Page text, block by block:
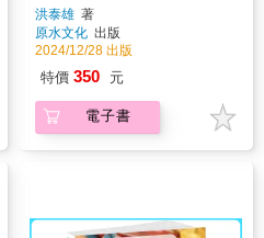
洪泰雄 著
原水文化 出版
2024/12/28 出版
特價 350 元
電子書